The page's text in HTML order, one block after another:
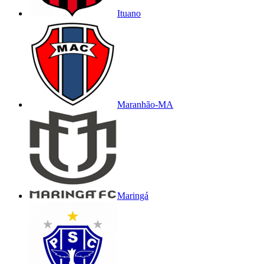
Ituano
Maranhão-MA
Maringá